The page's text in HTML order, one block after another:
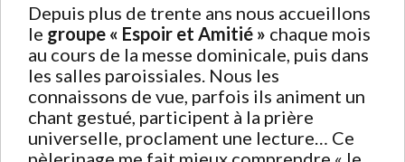
Depuis plus de trente ans nous accueillons
le groupe « Espoir et Amitié » chaque mois
au cours de la messe dominicale, puis dans
les salles paroissiales. Nous les
connaissons de vue, parfois ils animent un
chant gestué, participent à la prière
universelle, proclament une lecture… Ce